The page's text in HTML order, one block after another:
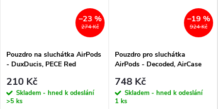
274 Kč
–23 %
Pouzdro na sluchátka AirPods
- DuxDucis, PECE Red
210 Kč
Skladem - hned k odeslání
>5 ks
924 Kč
–19 %
Pouzdro pro sluchátka
AirPods - Decoded, AirCase
748 Kč
Skladem - hned k odeslání
1 ks